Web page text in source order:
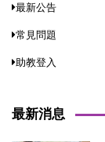
最新公告
常見問題
助教登入
最新消息